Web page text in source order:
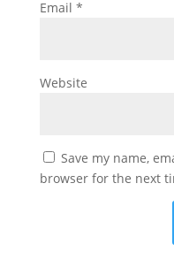
Email *
Website
Save my name,
browser for the next